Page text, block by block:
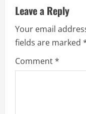
e
R
e
Leave a Reply
Your email
fields are marked
Comment*